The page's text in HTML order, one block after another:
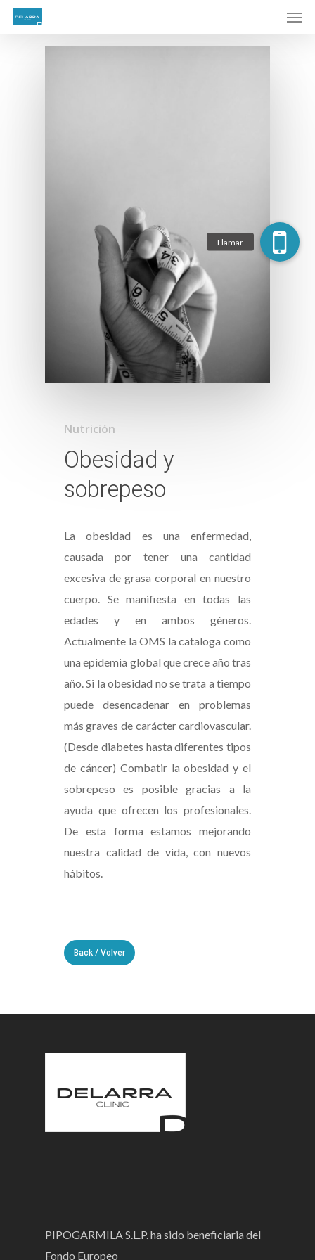
Nutrición
Obesidad y
sobrepeso
La obesidad es una enfermedad,
causada por tener una cantidad
excesiva de grasa corporal en nuestro
cuerpo. Se manifiesta en todas las
edades y en ambos géneros.
Actualmente la OMS la cataloga como
una epidemia global que crece año tras
año. Si la obesidad no se trata a tiempo
puede desencadenar en problemas
más graves de carácter cardiovascular.
(Desde diabetes hasta diferentes tipos
de cáncer) Combatir la obesidad y el
sobrepeso es posible gracias a la
ayuda que ofrecen los profesionales.
De esta forma estamos mejorando
nuestra calidad de vida, con nuevos
hábitos.
Back / Volver
PIPOGARMILA S.L.P. ha sido beneficiaria del
Fondo Europeo